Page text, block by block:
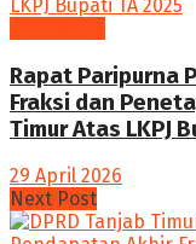
Rapat Paripurna
Fraksi dan
Timur Atas LKPJ
29 April 2026
Next Post